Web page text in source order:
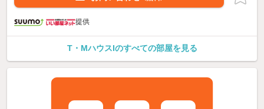
提供
T・MハウスIのすべての部屋を見る